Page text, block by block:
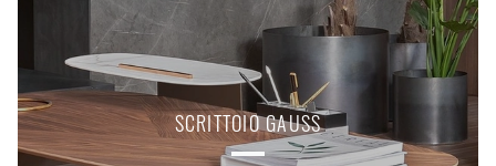
SCRITTOIO GAUSS